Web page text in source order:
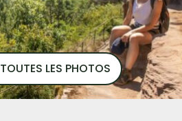
TOUTES LES PHOTOS